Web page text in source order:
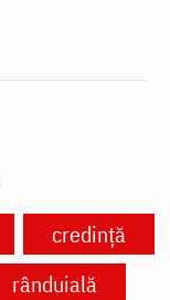
credință
rânduială